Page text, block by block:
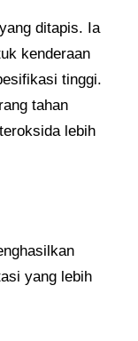
ditapis. Ia
kenderaan
tinggi.
tahan
lebih
yang lebih